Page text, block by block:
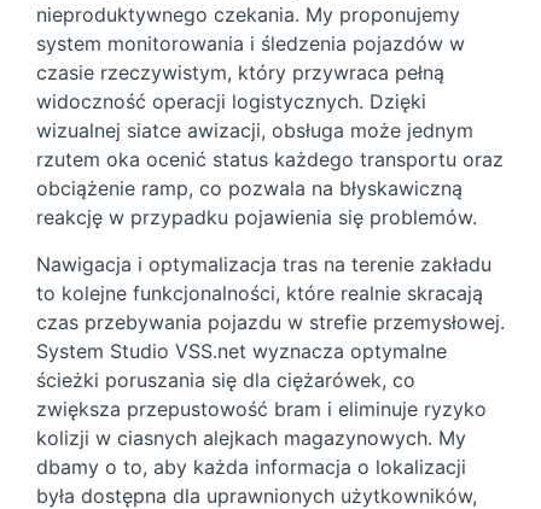
nieproduktywnego czekania. My proponujemy
system monitorowania i śledzenia pojazdów w
czasie rzeczywistym, który przywraca pełną
widoczność operacji logistycznych. Dzięki
wizualnej siatce awizacji, obsługa może jednym
rzutem oka ocenić status każdego transportu oraz
obciążenie ramp, co pozwala na błyskawiczną
reakcję w przypadku pojawienia się problemów.
Nawigacja i optymalizacja tras na terenie zakładu
to kolejne funkcjonalności, które realnie skracają
czas przebywania pojazdu w strefie przemysłowej.
System Studio VSS.net wyznacza optymalne
ścieżki poruszania się dla ciężarówek, co
zwiększa przepustowość bram i eliminuje ryzyko
kolizji w ciasnych alejkach magazynowych. My
dbamy o to, aby każda informacja o lokalizacji
była dostępna dla uprawnionych użytkowników,